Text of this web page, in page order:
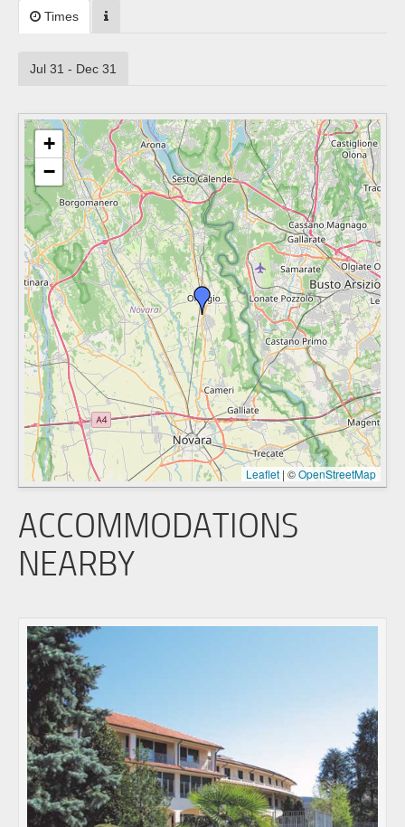
Times
Jul 31 - Dec 31
+
−
Leaflet | ©OpenStreetMap
ACCOMMODATIONS
NEARBY